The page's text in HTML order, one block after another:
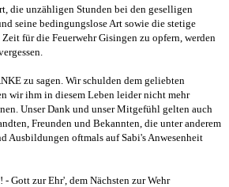
die unzähligen Stunden bei den geselligen
seine bedingungslose Art sowie die stetige
für die Feuerwehr Gisingen zu opfern, werden
zu sagen. Wir schulden dem geliebten
wir ihm in diesem Leben leider nicht mehr
Unser Dank und unser Mitgefühl gelten auch
Freunden und Bekannten, die unter anderem
Ausbildungen oftmals auf Sabi's Anwesenheit
Gott zur Ehr', dem Nächsten zur Wehr